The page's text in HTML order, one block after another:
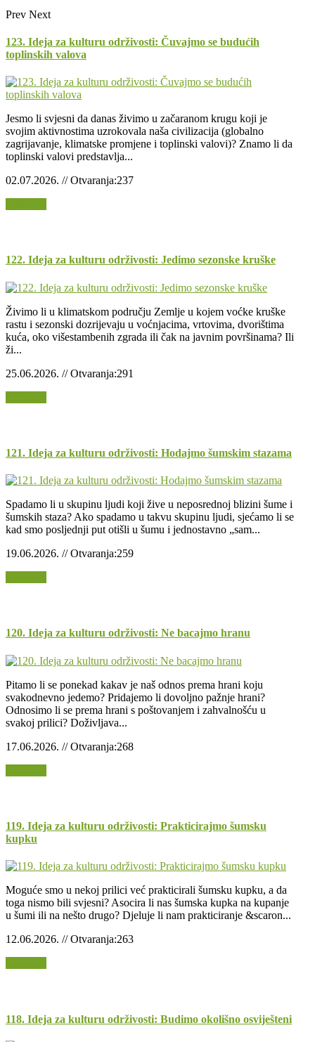
Prev Next
123. Ideja za kulturu održivosti: Čuvajmo se budućih
toplinskih valova
Jesmo li svjesni da danas živimo u začaranom krugu koji je
svojim aktivnostima uzrokovala naša civilizacija (globalno
zagrijavanje, klimatske promjene i toplinski valovi)? Znamo li da
toplinski valovi predstavlja...
02.07.2026. // Otvaranja:237
122. Ideja za kulturu održivosti: Jedimo sezonske kruške
Živimo li u klimatskom području Zemlje u kojem voćke kruške
rastu i sezonski dozrijevaju u voćnjacima, vrtovima, dvorištima
kuća, oko višestambenih zgrada ili čak na javnim površinama? Ili
ži...
25.06.2026. // Otvaranja:291
121. Ideja za kulturu održivosti: Hodajmo šumskim stazama
Spadamo li u skupinu ljudi koji žive u neposrednoj blizini šume i
šumskih staza? Ako spadamo u takvu skupinu ljudi, sjećamo li se
kad smo posljednji put otišli u šumu i jednostavno „sam...
19.06.2026. // Otvaranja:259
120. Ideja za kulturu održivosti: Ne bacajmo hranu
Pitamo li se ponekad kakav je naš odnos prema hrani koju
svakodnevno jedemo? Pridajemo li dovoljno pažnje hrani?
Odnosimo li se prema hrani s poštovanjem i zahvalnošću u
svakoj prilici? Doživljava...
17.06.2026. // Otvaranja:268
119. Ideja za kulturu održivosti: Prakticirajmo šumsku
kupku
Moguće smo u nekoj prilici već prakticirali šumsku kupku, a da
toga nismo bili svjesni? Asocira li nas šumska kupka na kupanje
u šumi ili na nešto drugo? Djeluje li nam prakticiranje &scaron...
12.06.2026. // Otvaranja:263
118. Ideja za kulturu održivosti: Budimo okolišno osviješteni